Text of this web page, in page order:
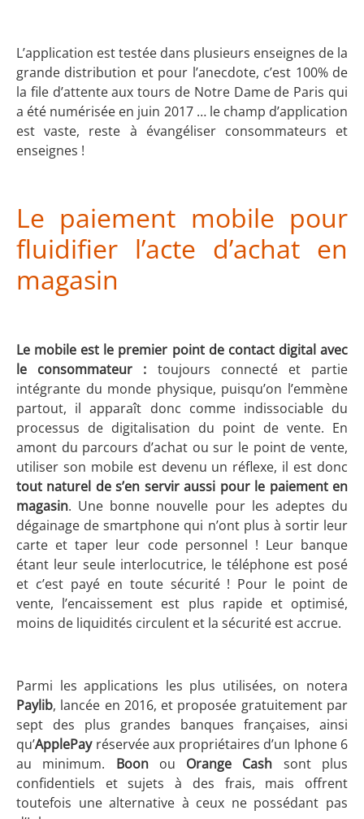
L’application est testée dans plusieurs enseignes de la
grande distribution et pour l’anecdote, c’est 100% de
la file d’attente aux tours de Notre Dame de Paris qui
a été numérisée en juin 2017 … le champ d’application
est vaste, reste à évangéliser consommateurs et
enseignes !
Le paiement mobile pour
fluidifier l’acte d’achat en
magasin
Le mobile est le premier point de contact digital avec
le consommateur : toujours connecté et partie
intégrante du monde physique, puisqu’on l’emmène
partout, il apparaît donc comme indissociable du
processus de digitalisation du point de vente. En
amont du parcours d’achat ou sur le point de vente,
utiliser son mobile est devenu un réflexe, il est donc
tout naturel de s’en servir aussi pour le paiement en
magasin. Une bonne nouvelle pour les adeptes du
dégainage de smartphone qui n’ont plus à sortir leur
carte et taper leur code personnel ! Leur banque
étant leur seule interlocutrice, le téléphone est posé
et c’est payé en toute sécurité ! Pour le point de
vente, l’encaissement est plus rapide et optimisé,
moins de liquidités circulent et la sécurité est accrue.
Parmi les applications les plus utilisées, on notera
Paylib, lancée en 2016, et proposée gratuitement par
sept des plus grandes banques françaises, ainsi
qu’ApplePayréservée aux propriétaires d’un Iphone 6
au minimum. Boonou Orange Cash sont plus
confidentiels et sujets à des frais, mais offrent
toutefois une alternative à ceux ne possédant pas